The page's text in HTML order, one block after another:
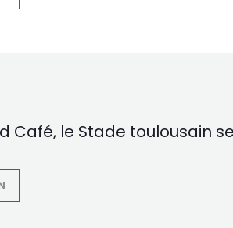
Café, le Stade toulousain